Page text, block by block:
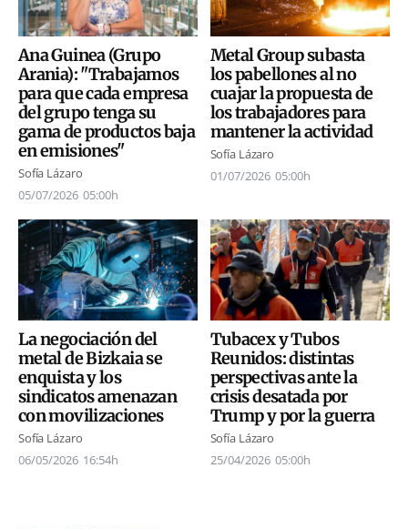
Ana Guinea (Grupo
Arania): "Trabajamos
para que cada empresa
del grupo tenga su
gama de productos baja
en emisiones"
Sofía Lázaro
05/07/2026 05:00h
Metal Group subasta
los pabellones al no
cuajar la propuesta de
los trabajadores para
mantener la actividad
Sofía Lázaro
01/07/2026 05:00h
La negociación del
metal de Bizkaia se
enquista y los
sindicatos amenazan
con movilizaciones
Sofía Lázaro
06/05/2026 16:54h
Tubacex y Tubos
Reunidos: distintas
perspectivas ante la
crisis desatada por
Trump y por la guerra
Sofía Lázaro
25/04/2026 05:00h